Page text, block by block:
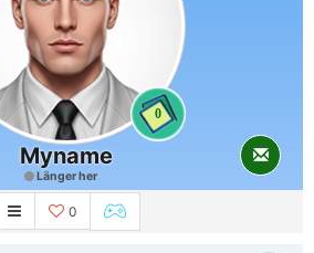
0
Myname
Länger her
0